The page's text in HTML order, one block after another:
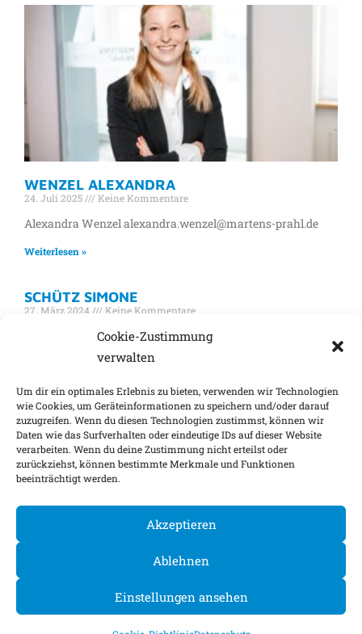
Cookie-Zustimmung
verwalten
Um dir ein optimales Erlebnis zu bieten, verwenden wir Technologien
wie Cookies, um Geräteinformationen zu speichern und/oder darauf
zuzugreifen. Wenn du diesen Technologien zustimmst, können wir
Daten wie das Surfverhalten oder eindeutige IDs auf dieser Website
verarbeiten. Wenn du deine Zustimmung nicht erteilst oder
zurückziehst, können bestimmte Merkmale und Funktionen
beeinträchtigt werden.
Akzeptieren
Ablehnen
Einstellungen ansehen
SCHWARTAU-
SCHADENBETREUUNG
WENZEL ALEXANDRA
24. Juli 2025 Keine Kommentare
Alexandra Wenzel alexandra.wenzel@martens-prahl.de
Weiterlesen »
SCHÜTZ SIMONE
27. März 2024 Keine Kommentare
Simone Schütz simone.schuetz@martens-prahl.de
Impressum Nachhaltigkeitsfaktoren
Datenschutz Barrierefreiheit Kontakt
Cookie-Einstellungen
©